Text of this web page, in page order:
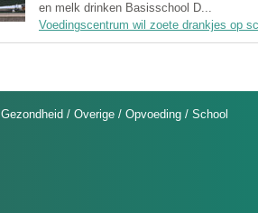
en melk drinken Basisschool D...
Voedingscentrum wil zoete drankjes op
Gezondheid / Overige / Opvoeding / School